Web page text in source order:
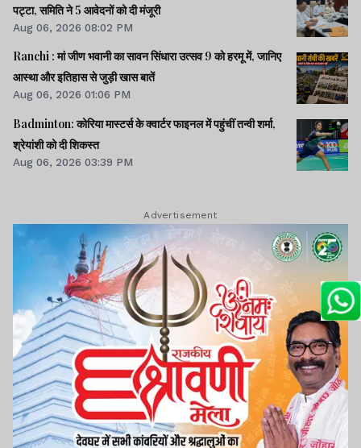
पट्टा, समिति ने 5 आवेदनों को दी मंजूरी
Aug 06, 2026 08:02 PM
Ranchi : मां जीण भवानी का सावन सिंधारा उत्सव 9 को हरमू में, जानिए
आस्था और इतिहास से जुड़ी खास बातें
Aug 06, 2026 01:06 PM
Badminton: कोरिया मास्टर्स के क्वार्टर फाइनल में पहुंचीं तन्वी शर्मा,
श्रेयांशी को दी शिकस्त
Aug 06, 2026 03:39 PM
Advertisement